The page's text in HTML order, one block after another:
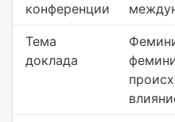
конференции
Тема
доклада